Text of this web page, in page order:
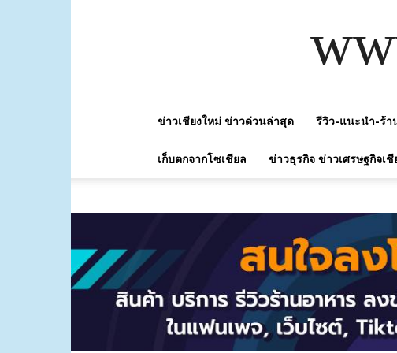
ข่าวเชียงใหม่ ข่าวด่วนล่าสุด รีวิว-แนะนำ-ร้า
เก็บตกจากโซเชียล ข่าวธุรกิจ ข่าวเศรษฐกิจเชี